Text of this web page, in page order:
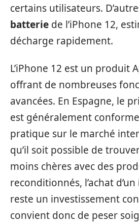
certains utilisateurs.
batterie de l’iPhone 12,
décharge rapidement.
L’iPhone 12 est un produit
offrant de nombreuses
avancées. En Espagne, le
est généralement
pratique sur le marché
qu’il soit possible de
moins chères avec des
reconditionnés, l’achat
reste un investissement
convient donc de peser